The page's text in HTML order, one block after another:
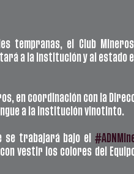
tempranas, el Club
a la institución y al estado
en coordinación con la
a la institución vinotinto.
se trabajará bajo el
vestir los colores del